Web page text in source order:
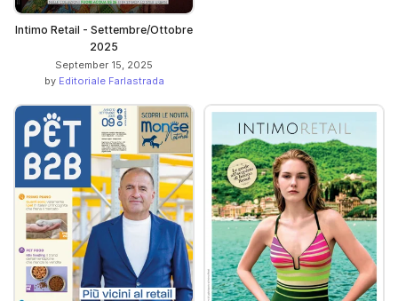
Intimo Retail - Settembre/Ottobre
2025
September 15, 2025
by Editoriale Farlastrada